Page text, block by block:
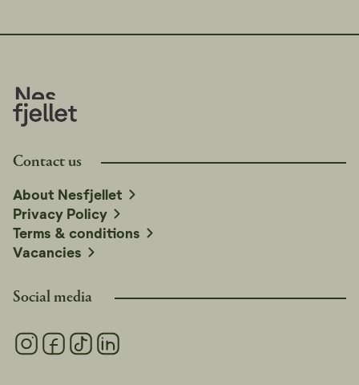
Social media
Contact us
About Nesfjellet
Privacy Policy
Terms & conditions
Vacancies